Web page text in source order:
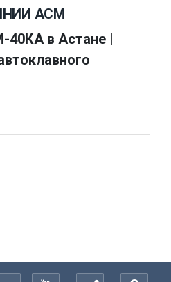
АСМ
40КА в Астане |